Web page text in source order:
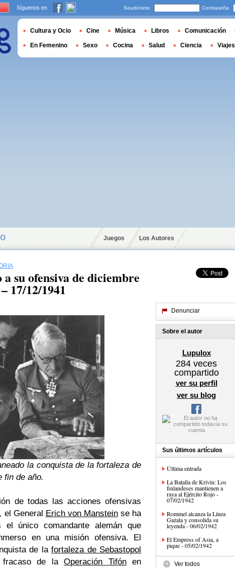
Juegos Los Autores
su ofensiva de diciembre
17/12/1941
la conquista de la fortaleza de
fin de año.
de todas las acciones ofensivas
el General Erich von Mansteinse ha
el único comandante alemán que
en una misión ofensiva. El
de lafortaleza de Sebastopol
fracaso de laOperación Tifónen
Denunciar
Sobre el autor
Lupulox
284 veces
compartido
ver su perfil
ver su blog
Sus últimos artículos
Última entrada
La Batalla de Krivin: Los
finlandeses mantienen a
raya al Ejército Rojo -
07/02/1942
Rommel alcanza la Línea
Gazala y consolida su
leyenda - 06/02/1942
El Empress of Asia, a
pique - 05/02/1942
Ver todos
Síguenos en Seudónimo Contraseña
Cultura y Ocio Cine Música Libros Comunicación
En Femenino Sexo Cocina Salud Ciencia Viajes